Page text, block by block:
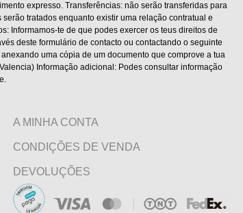
expresso. Transferências: não serão transferidas para
tratados enquanto existir uma relação contratual e
Informamos-te de que podes exercer os teus direitos de
deste formulário de contacto ou contactando o seguinte
uma cópia de um documento que comprove a tua
Informação adicional: Podes consultar informação
A MINHA CONTA
CONDIÇÕES DE VENDA
DEVOLUÇÕES